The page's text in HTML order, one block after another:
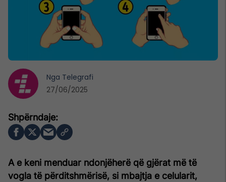
A e keni menduar ndonjëherë që gjërat më të
vogla të përditshmërisë, si mbajtja e celularit,
Nga Telegrafi
27/06/2025